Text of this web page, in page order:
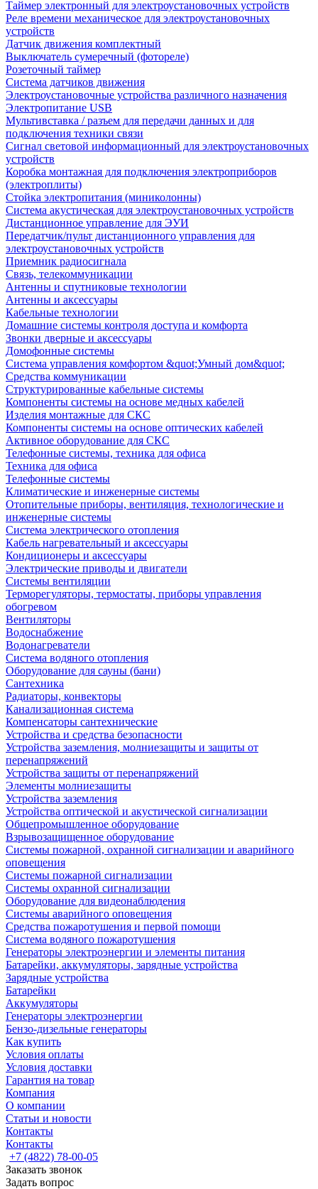
Таймер электронный для электроустановочных устройств
Реле времени механическое для электроустановочных
устройств
Датчик движения комплектный
Выключатель сумеречный (фотореле)
Розеточный таймер
Система датчиков движения
Электроустановочные устройства различного назначения
Электропитание USB
Мультивставка / разъем для передачи данных и для
подключения техники связи
Сигнал световой информационный для электроустановочных
устройств
Коробка монтажная для подключения электроприборов
(электроплиты)
Стойка электропитания (миниколонны)
Система акустическая для электроустановочных устройств
Дистанционное управление для ЭУИ
Передатчик/пульт дистанционного управления для
электроустановочных устройств
Приемник радиосигнала
Связь, телекоммуникации
Антенны и спутниковые технологии
Антенны и аксессуары
Кабельные технологии
Домашние системы контроля доступа и комфорта
Звонки дверные и аксессуары
Домофонные системы
Система управления комфортом &quot;Умный дом&quot;
Средства коммуникации
Структурированные кабельные системы
Компоненты системы на основе медных кабелей
Изделия монтажные для СКС
Компоненты системы на основе оптических кабелей
Активное оборудование для СКС
Телефонные системы, техника для офиса
Техника для офиса
Телефонные системы
Климатические и инженерные системы
Отопительные приборы, вентиляция, технологические и
инженерные системы
Система электрического отопления
Кабель нагревательный и аксессуары
Кондиционеры и аксессуары
Электрические приводы и двигатели
Системы вентиляции
Терморегуляторы, термостаты, приборы управления
обогревом
Вентиляторы
Водоснабжение
Водонагреватели
Система водяного отопления
Оборудование для сауны (бани)
Сантехника
Радиаторы, конвекторы
Канализационная система
Компенсаторы сантехнические
Устройства и средства безопасности
Устройства заземления, молниезащиты и защиты от
перенапряжений
Устройства защиты от перенапряжений
Элементы молниезащиты
Устройства заземления
Устройства оптической и акустической сигнализации
Общепромышленное оборудование
Взрывозащищенное оборудование
Системы пожарной, охранной сигнализации и аварийного
оповещения
Системы пожарной сигнализации
Системы охранной сигнализации
Оборудование для видеонаблюдения
Системы аварийного оповещения
Средства пожаротушения и первой помощи
Система водяного пожаротушения
Генераторы электроэнергии и элементы питания
Батарейки, аккумуляторы, зарядные устройства
Зарядные устройства
Батарейки
Аккумуляторы
Генераторы электроэнергии
Бензо-дизельные генераторы
Как купить
Условия оплаты
Условия доставки
Гарантия на товар
Компания
О компании
Статьи и новости
Контакты
Контакты
+7 (4822) 78-00-05
Заказать звонок
Задать вопрос